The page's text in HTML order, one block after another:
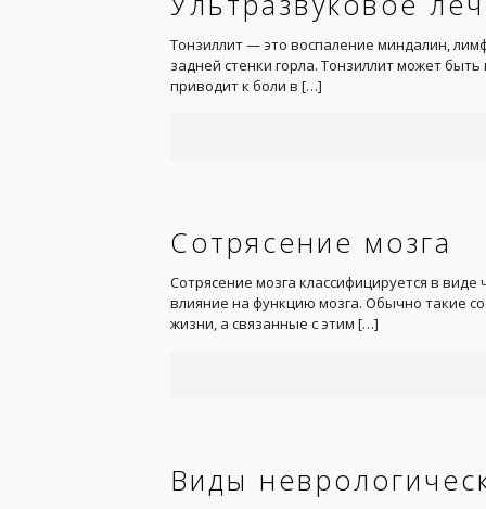
Тонзиллит — это воспаление миндалин,
задней стенки горла. Тонзиллит может
приводит к боли в […]
Сотрясение мозга
Сотрясение мозга классифицируется в
влияние на функцию мозга. Обычно такие
жизни, а связанные с этим […]
Виды